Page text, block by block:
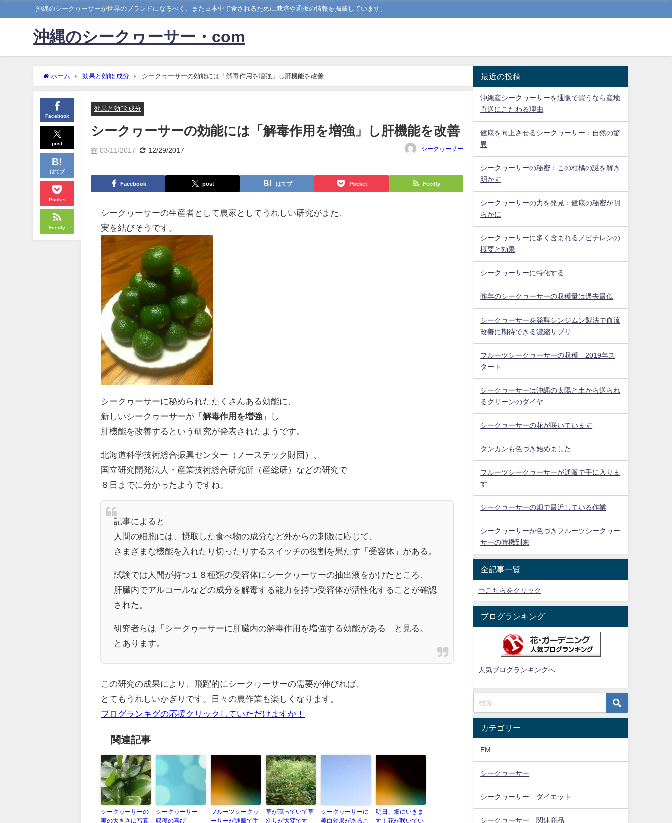
沖縄のシークヮーサーが世界のブランドになるべく、また日本中で食されるために栽培や通販の情報を掲載しています。
沖縄のシークヮーサー・com
ホーム 効果と効能 成分 シークヮーサーの効能には「解毒作用を増強」し肝機能を改善
Facebook
post
はてブ
Pocket
Feedly
効果と効能 成分
シークヮーサーの効能には「解毒作用を増強」し肝機能を改善
03/11/2017 12/29/2017 シークヮーサー
Facebook post はてブ Pocket Feedly
シークヮーサーの生産者として農家としてうれしい研究がまた、
実を結びそうです。
シークヮーサーに秘められたたくさんある効能に、
新しいシークヮーサーが「解毒作用を増強 」し
肝機能を改善するという研究が発表されたようです。
北海道科学技術総合振興センター（ノーステック財団）、
国立研究開発法人・産業技術総合研究所（産総研）などの研究で
８日までに分かったようですね。
記事によると
人間の細胞には、摂取した食べ物の成分など外からの刺激に応じて、
さまざまな機能を入れたり切ったりするスイッチの役割を果たす「受容体」がある。
試験では人間が持つ１８種類の受容体にシークヮーサーの抽出液をかけたところ、
肝臓内でアルコールなどの成分を解毒する能力を持つ受容体が活性化することが確認
された。
研究者らは「シークヮーサーに肝臓内の解毒作用を増強する効能がある」と見る。
とあります。
この研究の成果により、飛躍的にシークヮーサーの需要が伸びれば、
とてもうれしいかぎりです。日々の農作業も楽しくなります。
ブログランキグの応援クリックしていただけますか！
関連記事
シークヮーサーの
実の大きさは写真
シークヮーサー
収穫の喜び
フルーツシークヮ
ーサーが通販で手
草が茂っていて草
刈りが大変です
シークヮーサーに
美白効果があるこ
明日、畑にいきま
す！花が咲いてい
最近の投稿
沖縄産シークヮーサーを通販で買うなら産地
直送にこだわる理由
健康を向上させるシークヮーサー：自然の驚
異
シークヮーサーの秘密：この柑橘の謎を解き
明かす
シークヮーサーの力を発見：健康の秘密が明
らかに
シークヮーサーに多く含まれるノビチレンの
概要と効果
シークヮーサーに特化する
昨年のシークヮーサーの収穫量は過去最低
シークヮーサーを発酵シンジムン製法で血流
改善に期待できる濃縮サプリ
フルーツシークヮーサーの収穫 2019年ス
タート
シークヮーサーは沖縄の太陽と土から送られ
るグリーンのダイヤ
シークヮーサーの花が咲いています
タンカンも色づき始めました
フルーツシークヮーサーが通販で手に入りま
す
シークヮーサーの畑で最近している作業
シークヮーサーが色づきフルーツシークヮー
サーの時機到来
全記事一覧
⇒こちらをクリック
ブログランキング
人気ブログランキングへ
カテゴリー
EM
シークヮーサー
シークヮーサー ダイエット
シークヮーサー 関連商品